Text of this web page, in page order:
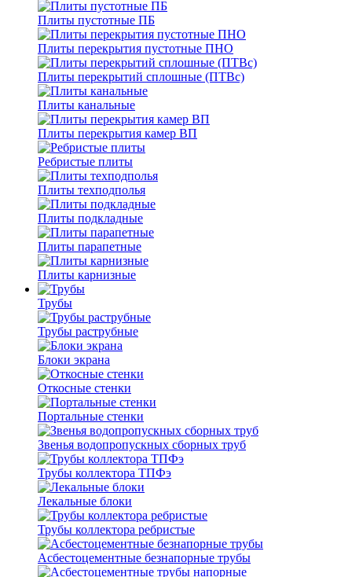
Плиты пустотные ПБ
Плиты перекрытия пустотные ПНО
Плиты перекрытий сплошные (ПТВс)
Плиты канальные
Плиты перекрытия камер ВП
Ребристые плиты
Плиты техподполья
Плиты подкладные
Плиты парапетные
Плиты карнизные
Трубы
Трубы раструбные
Блоки экрана
Откосные стенки
Портальные стенки
Звенья водопропускных сборных труб
Трубы коллектора ТПФэ
Лекальные блоки
Трубы коллектора ребристые
Асбестоцементные безнапорные трубы